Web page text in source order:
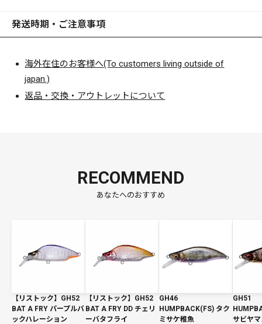
す。
発送時期・ご注意事項
海外在住のお客様へ(To customers living outside of
japan.)
返品・交換・アウトレットについて
RECOMMEND
あなたへのおすすめ
【リストック】GH52
BAT A FRY パープルバ
ックハレーション
【リストック】GH52
BAT A FRY DD チェリ
ーバタフライ
GH46
HUMPBACK(FS) タク
ミサケ稚魚
GH51
サビヤマ